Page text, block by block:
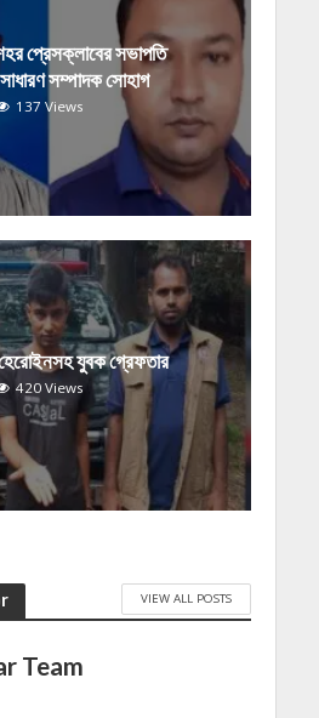
প্রেসক্লাবের সভাপতি
সম্পাদক সোহাগ
137 Views
হেরোইনসহ যুবক গ্রেফতার
420 Views
VIEW ALL POSTS
Team